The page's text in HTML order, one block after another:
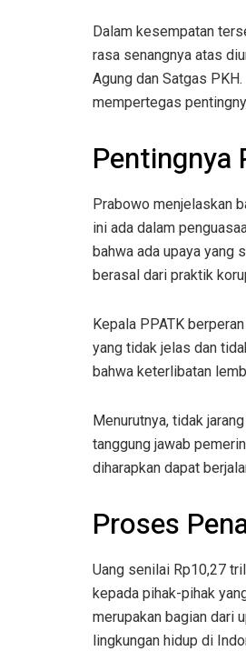
Dalam kesempatan
rasa senangnya atas
Agung dan Satgas
mempertegas
Pentingnya
Prabowo menjelaskan
ini ada dalam
bahwa ada upaya yang
berasal dari praktik
Kepala PPATK
yang tidak jelas dan
bahwa keterlibatan
Menurutnya, tidak
tanggung jawab
diharapkan dapat
Proses
Uang senilai Rp10,27
kepada pihak-pihak
merupakan bagian dari
lingkungan hidup di